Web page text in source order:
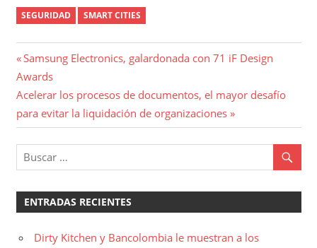
SEGURIDAD SMART CITIES
Navegación
de
entradas
Entrada
anterior:
Samsung Electronics, galardonada con 71 iF Design
Awards
Entrada
siguiente:
Acelerar los procesos de documentos, el mayor desafío
para evitar la liquidación de organizaciones
ENTRADAS RECIENTES
Dirty Kitchen y Bancolombia le muestran a los